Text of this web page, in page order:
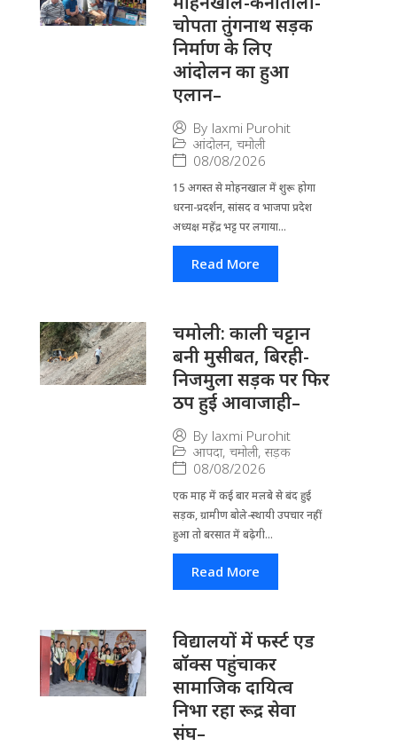
चोपता तुंगनाथ सड़क
निर्माण के लिए
आंदोलन का हुआ
एलान–
By laxmi Purohit
आंदोलन, चमोली
08/08/2026
15 अगस्त से मोहनखाल में शुरू होगा
धरना-प्रदर्शन, सांसद व भाजपा प्रदेश
अध्यक्ष महेंद्र भट्ट पर लगाया...
Read More
चमोली: काली चट्टान
बनी मुसीबत, बिरही-
निजमुला सड़क पर फिर
ठप हुई आवाजाही–
By laxmi Purohit
आपदा, चमोली, सड़क
08/08/2026
एक माह में कई बार मलबे से बंद हुई
सड़क, ग्रामीण बोले-स्थायी उपचार नहीं
हुआ तो बरसात में बढ़ेगी...
Read More
विद्यालयों में फर्स्ट एड
बॉक्स पहुंचाकर
सामाजिक दायित्व
निभा रहा रूद्र सेवा
संघ–